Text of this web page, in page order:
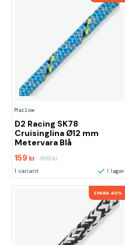
Marlow
D2 Racing SK78
Cruisinglina Ø12 mm
Metervara Blå
159 kr 199kr
1 variant I lager
SPARA 40%